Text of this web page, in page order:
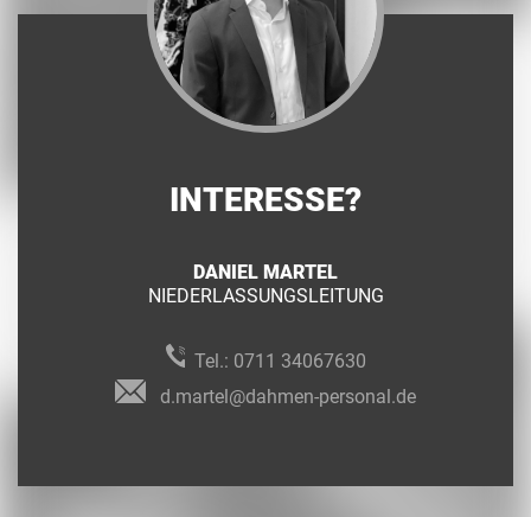
INTERESSE?
DANIEL MARTEL
NIEDERLASSUNGSLEITUNG
Tel.: 0711 34067630
d.martel@dahmen-personal.de